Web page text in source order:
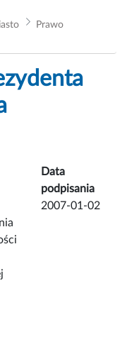
Prawo
Data
podpisania
2007-01-02